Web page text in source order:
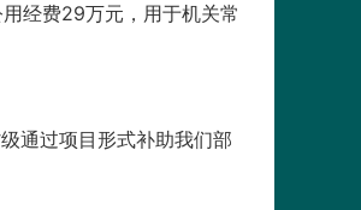
经费29万元，用于机关常
通过项目形式补助我们部